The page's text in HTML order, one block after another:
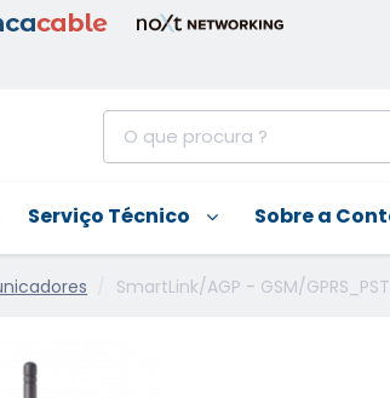
Serviço Técnico Sobre a
SmartLink/AGP - GSM/